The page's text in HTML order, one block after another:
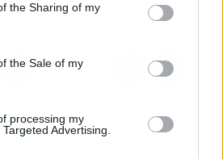
the Sharing of my
the Sale of my
processing my
Advertising.
actriz Ruth Talavera